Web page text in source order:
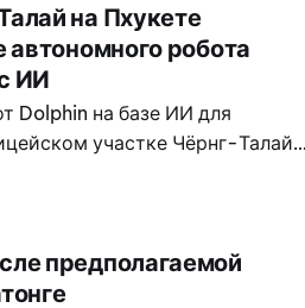
на Пхукете
автономного робота
ИИ
Dolphin на базе ИИ для
участке Чёрнг-Талай
направленного на
предполагаемой